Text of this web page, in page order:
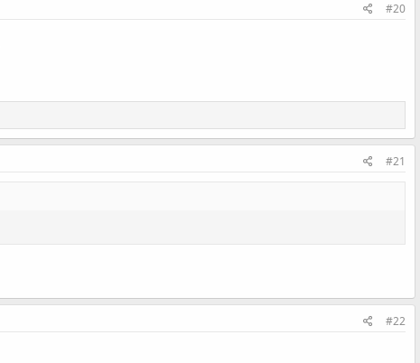
#20
#21
#22